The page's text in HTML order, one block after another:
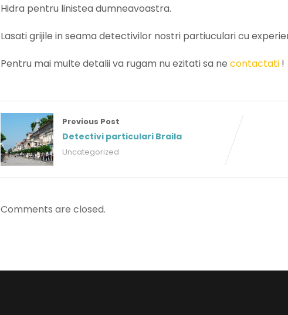
Hidra pentru linistea dumneavoastra.
Lasati grijile in seama detectivilor nostri partiuculari cu
Pentru mai multe detalii va rugam nu ezitati sa necontactati !
Previous Post
Detectivi particulari Braila
Uncategorized
Comments are closed.